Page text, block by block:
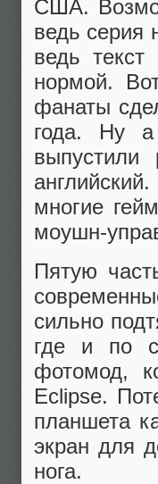
США.
ведь серия
ведь
нормой.
фанаты
года. Ну
многие
моушн-
Пятую
сильно
где и по
фотомод,
Eclipse.
планшета
экран для
нога.